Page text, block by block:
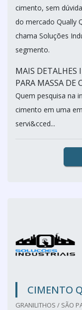
cimento, sem
do mercado Qually
chama Soluções
segmento.
MAIS DETALHES
PARA MASSA DE
Quem pesquisa na
cimento em uma
servi&cced...
CIMENTO
GRANILITHOS / SÃO